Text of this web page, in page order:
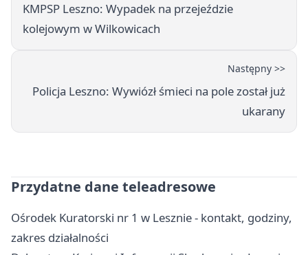
KMPSP Leszno: Wypadek na przejeździe
kolejowym w Wilkowicach
Następny >>
Policja Leszno: Wywiózł śmieci na pole został już
ukarany
Przydatne dane teleadresowe
Ośrodek Kuratorski nr 1 w Lesznie - kontakt, godziny,
zakres działalności